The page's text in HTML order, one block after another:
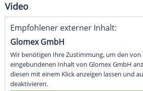
Video
Empfohlener externer Inhalt:
Glomex GmbH
Wir benötigen Ihre Zustimmung, um den von
eingebundenen Inhalt von Glomex GmbH
diesen mit einem Klick anzeigen lassen und
deaktivieren.